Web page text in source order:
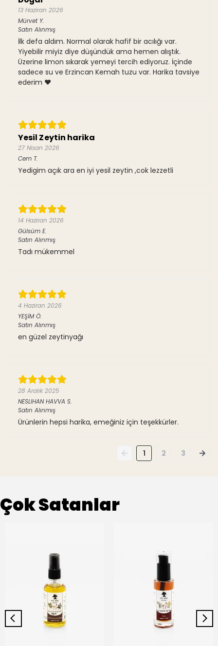
13 Haziran 2026
Mürvet Y.
Satın Alınmış
İlk defa aldım. Normal olarak hafif bir acılığı var.
Yiyebilir miyiz diye düşündük ama hemen alıştık.
Üzerine limon sıkarak yemeyi tercih ediyoruz. İçinde
sadece su ve Erzincan Kemah tuzu var. Harika tavsiye
ederim ❤️
Yesil Zeytin harika
27 Nisan 2026
Cem T.
Yedigim açık ara en iyi yesil zeytin ,cok lezzetli
14 Haziran 2026
Gülsüm E.
Satın Alınmış
Tadı mükemmel
4 Haziran 2026
YEŞİM Ö.
Satın Alınmış
en güzel zeytinyağı
28 Aralık 2025
NESLIHAN HAVVA S.
Satın Alınmış
Ürünlerin hepsi harika, emeğiniz için teşekkürler.
1 2 3
Çok Satanlar